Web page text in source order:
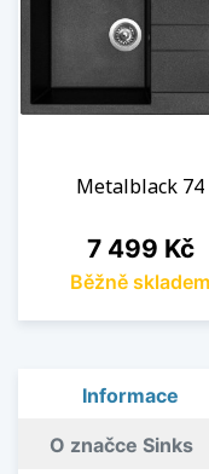
Metalblack 74
Cena
7 499 Kč
Běžně skladem
Informace
O značce Sinks